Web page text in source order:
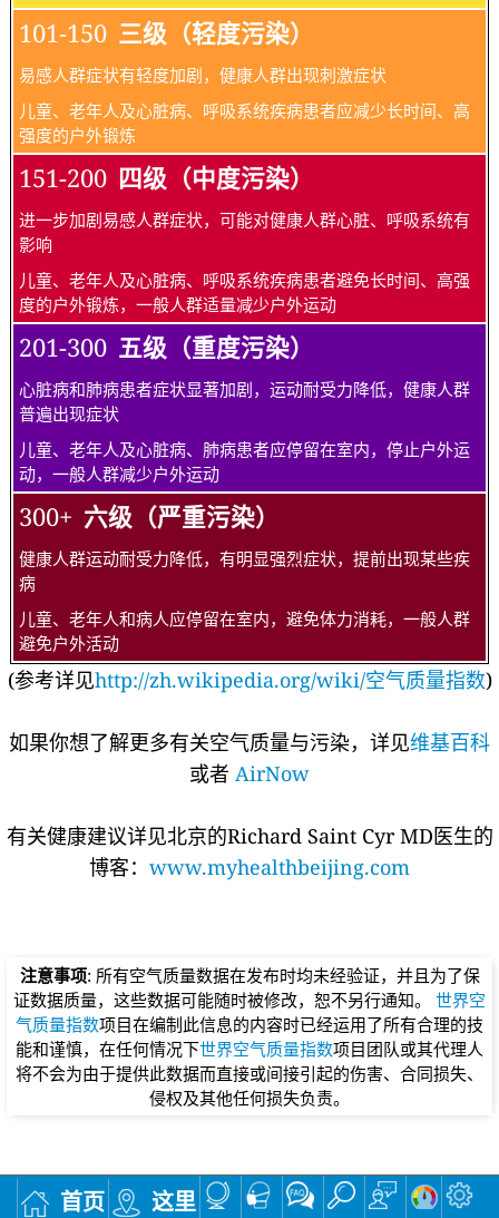
101-150 三级（轻度污染）
易感人群症状有轻度加剧，健康人群出现刺激症状
儿童、老年人及心脏病、呼吸系统疾病患者应减少长时间、高
强度的户外锻炼
151-200 四级（中度污染）
进一步加剧易感人群症状，可能对健康人群心脏、呼吸系统有
影响
儿童、老年人及心脏病、呼吸系统疾病患者避免长时间、高强
度的户外锻炼，一般人群适量减少户外运动
201-300 五级（重度污染）
心脏病和肺病患者症状显著加剧，运动耐受力降低，健康人群
普遍出现症状
儿童、老年人及心脏病、肺病患者应停留在室内，停止户外运
动，一般人群减少户外运动
300+ 六级（严重污染）
健康人群运动耐受力降低，有明显强烈症状，提前出现某些疾
病
儿童、老年人和病人应停留在室内，避免体力消耗，一般人群
避免户外活动
(参考详见http://zh.wikipedia.org/wiki/空气质量指数)
如果你想了解更多有关空气质量与污染，详见维基百科
或者 AirNow
有关健康建议详见北京的Richard Saint Cyr MD医生的
博客： www.myhealthbeijing.com
注意事项: 所有空气质量数据在发布时均未经验证，并且为了保
证数据质量，这些数据可能随时被修改，恕不另行通知。 世界空
气质量指数项目在编制此信息的内容时已经运用了所有合理的技
能和谨慎，在任何情况下世界空气质量指数项目团队或其代理人
将不会为由于提供此数据而直接或间接引起的伤害、合同损失、
侵权及其他任何损失负责。
首页 这里